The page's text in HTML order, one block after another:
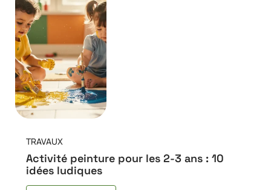
TRAVAUX
Activité peinture pour les 2-3 ans : 10
idées ludiques